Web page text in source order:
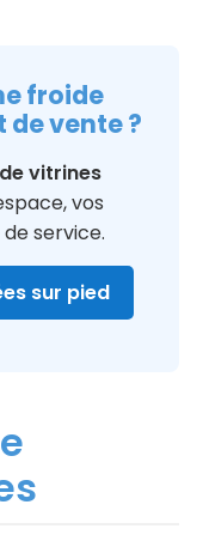
froide
vente ?
vitrines
vos
service.
sur pied